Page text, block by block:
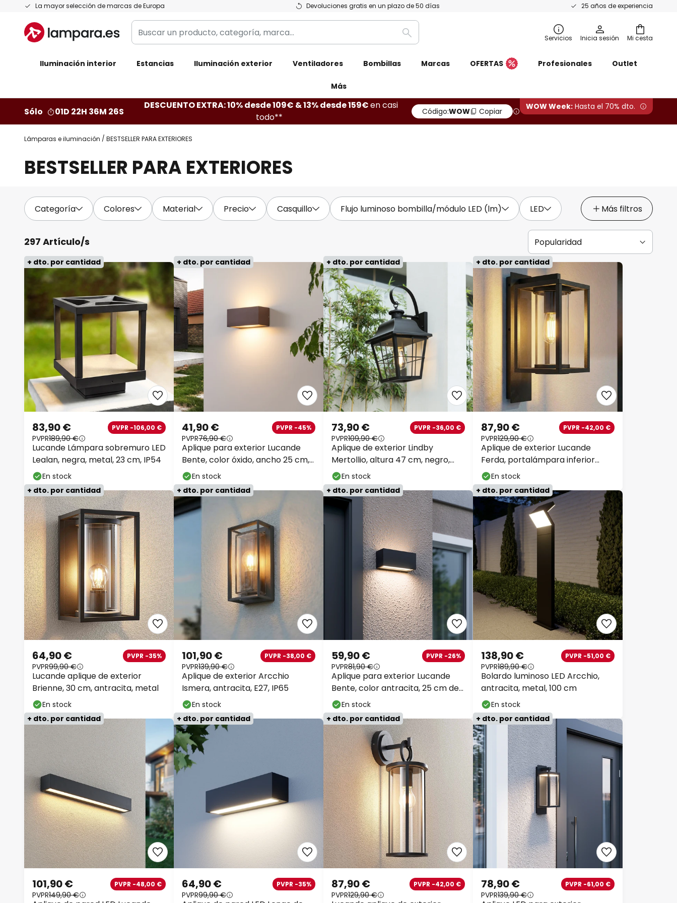
La mayor selección de marcas de Europa Devoluciones gratis en un plazo de 50 días 25 años de experiencia
Ir
contenido
Mi cesta
Buscar
un
categoría,
Buscar Servicios Inicia sesión
Iluminación interior Estancias Iluminación exterior Ventiladores Bombillas Marcas OFERTAS Profesionales Outlet
Más
Sólo 01D 22H 36M 24S
DESCUENTO EXTRA: 10% desde 109€ & 13% desde 159€en casi
todo**
Código:WOW Copiar WOW Week: Hasta el 70% dto.
Lámparas e iluminación BESTSELLER PARA EXTERIORES
BESTSELLER PARA EXTERIORES
Categoría Colores Material Precio Casquillo Flujo luminoso bombilla/módulo LED (lm) LED Más filtros
297 Artículo/s
+ dto. por cantidad
Lucande Lámpara sobremuro LED
Lealan, negra, metal, 23 cm, IP54
83,90 € PVPR -106,00 €
PVPR189,90 €
En stock
+ dto. por cantidad
Aplique para exterior Lucande
Bente, color óxido, ancho 25 cm,
IP54
41,90 € PVPR -45%
PVPR76,90 €
En stock
+ dto. por cantidad
Aplique de exterior Lindby
Mertollio, altura 47 cm, negro,
cristal
73,90 € PVPR -36,00 €
PVPR109,90 €
En stock
+ dto. por cantidad
Aplique de exterior Lucande
Ferda, portalámpara inferior
antracita IP44
87,90 € PVPR -42,00 €
PVPR129,90 €
En stock
+ dto. por cantidad
Lucande aplique de exterior
Brienne, 30 cm, antracita, metal
64,90 € PVPR -35%
PVPR99,90 €
En stock
+ dto. por cantidad
Aplique de exterior Arcchio
Ismera, antracita, E27, IP65
101,90 € PVPR -38,00 €
PVPR139,90 €
En stock
+ dto. por cantidad
Aplique para exterior Lucande
Bente, color antracita, 25 cm de
ancho, IP54
59,90 € PVPR -26%
PVPR81,90 €
En stock
+ dto. por cantidad
Bolardo luminoso LED Arcchio,
antracita, metal, 100 cm
138,90 € PVPR -51,00 €
PVPR189,90 €
En stock
+ dto. por cantidad
101,90 € PVPR -48,00 €
PVPR149,90 €
+ dto. por cantidad
64,90 € PVPR -35%
PVPR99,90 €
+ dto. por cantidad
87,90 € PVPR -42,00 €
PVPR129,90 €
+ dto. por cantidad
78,90 € PVPR -61,00 €
PVPR139,90 €